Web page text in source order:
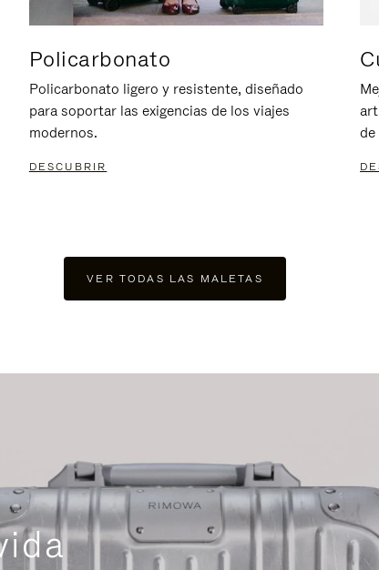
Policarbonato
Policarbonato ligero y resistente, diseñado
para soportar las exigencias de los viajes
modernos.
DESCUBRIR
de
VER TODAS LAS MALETAS